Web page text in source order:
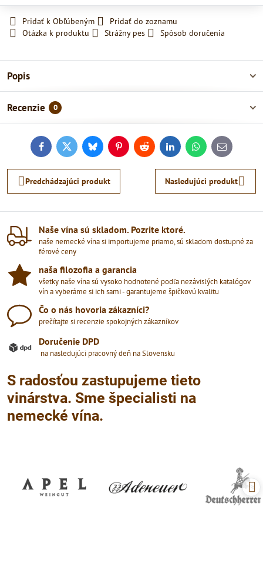
Pridať k Obľúbeným
Pridať do zoznamu
Otázka k produktu
Strážny pes Spôsob doručenia
Popis
Recenzie 0
FacebookTwitterBlueskyPinterestReddit LinkedInWhatsApp
E-
mail
Predchádzajúci produkt Nasledujúci produkt
Naše vína sú skladom​. Pozrite ktoré​.
naše nemecké vína si importujeme priamo, sú skladom dostupné za
férové ceny
naša filozofia a garancia
všetky naše vína sú vysoko hodnotené podľa nezávislých katalógov
vín a vyberáme si ich sami - garantujeme špičkovú kvalitu
Čo o nás hovoria zákazníci?
prečítajte si recenzie spokojných zákazníkov
Doručenie DPD
na nasledujúci pracovný deň na Slovensku
S radosťou zastupujeme tieto
vinárstva. Sme špecialisti na
nemecké vína.